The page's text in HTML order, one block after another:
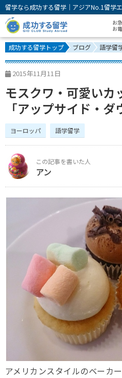
留学なら成功する留学｜アジアNo.1留学
お
お
成功する留学トップ ブログ 語学留
2015年11月11日
モスクワ・可愛いカ
「アップサイド・ダ
ヨーロッパ 語学留学
アン
アメリカンスタイルのベーカ